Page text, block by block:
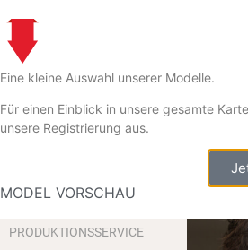
PRODUKTIONSSERVICE
16 - 19 20 -
Zorros
Eine kleine Auswahl unserer Modelle.
Für einen Einblick in unsere gesamte
unsere Registrierung aus.
MODEL VORSCHAU